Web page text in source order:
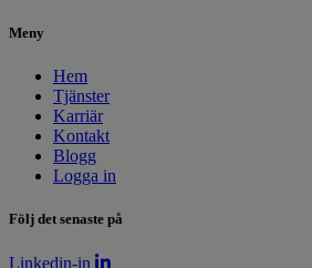
Meny
Hem
Tjänster
Karriär
Kontakt
Blogg
Logga in
Följ det senaste på
Linkedin-in